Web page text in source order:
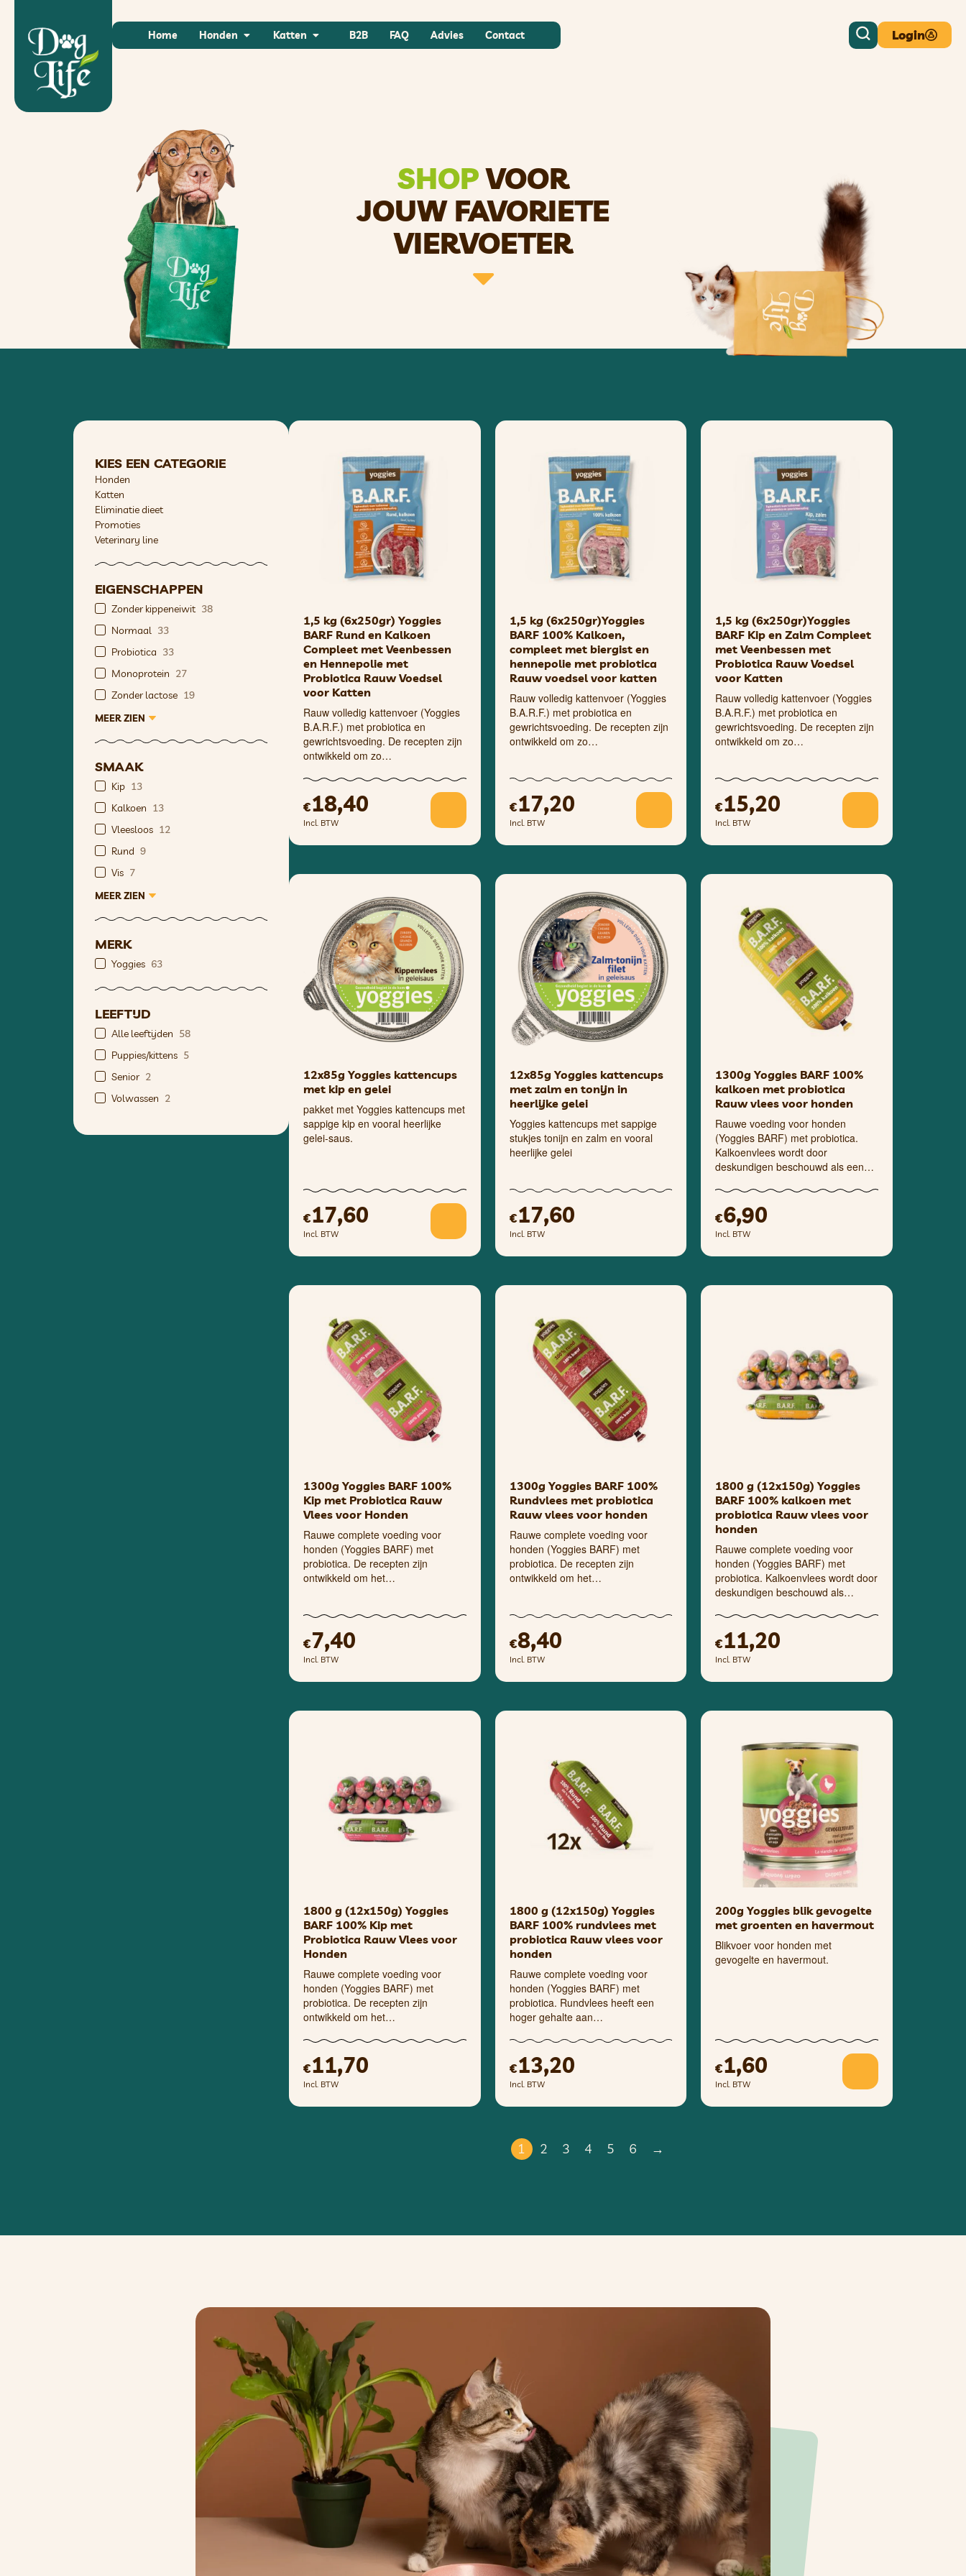
Home Honden Katten B2B FAQ Advies Contact Login
SHOPVOOR
JOUW FAVORIETE
VIERVOETER
KIES EEN CATEGORIE
Honden
Katten
Eliminatie dieet
Promoties
Veterinary line
EIGENSCHAPPEN
Zonder kippeneiwit 38
Normaal 33
Probiotica 33
Monoprotein 27
Zonder lactose 19
MEER ZIEN
SMAAK
Kip 13
Kalkoen 13
Vleesloos 12
Rund 9
Vis 7
MEER ZIEN
MERK
Yoggies 63
LEEFTIJD
Alle leeftijden 58
Puppies/kittens 5
Senior 2
Volwassen 2
1,5 kg (6x250gr) Yoggies
BARF Rund en Kalkoen
Compleet met Veenbessen
en Hennepolie met
Probiotica Rauw Voedsel
voor Katten
Rauw volledig kattenvoer (Yoggies
B.A.R.F.) met probiotica en
gewrichtsvoeding. De recepten zijn
ontwikkeld om zo…
€18,40
Incl. BTW
1,5 kg (6x250gr)Yoggies
BARF 100% Kalkoen,
compleet met biergist en
hennepolie met probiotica
Rauw voedsel voor katten
Rauw volledig kattenvoer (Yoggies
B.A.R.F.) met probiotica en
gewrichtsvoeding. De recepten zijn
ontwikkeld om zo…
€17,20
Incl. BTW
1,5 kg (6x250gr)Yoggies
BARF Kip en Zalm Compleet
met Veenbessen met
Probiotica Rauw Voedsel
voor Katten
Rauw volledig kattenvoer (Yoggies
B.A.R.F.) met probiotica en
gewrichtsvoeding. De recepten zijn
ontwikkeld om zo…
€15,20
Incl. BTW
12x85g Yoggies kattencups
met kip en gelei
pakket met Yoggies kattencups met
sappige kip en vooral heerlijke
gelei-saus.
€17,60
Incl. BTW
12x85g Yoggies kattencups
met zalm en tonijn in
heerlijke gelei
Yoggies kattencups met sappige
stukjes tonijn en zalm en vooral
heerlijke gelei
€17,60
Incl. BTW
1300g Yoggies BARF 100%
kalkoen met probiotica
Rauw vlees voor honden
Rauwe voeding voor honden
(Yoggies BARF) met probiotica.
Kalkoenvlees wordt door
deskundigen beschouwd als een…
€6,90
Incl. BTW
1300g Yoggies BARF 100%
Kip met Probiotica Rauw
Vlees voor Honden
Rauwe complete voeding voor
honden (Yoggies BARF) met
probiotica. De recepten zijn
ontwikkeld om het…
€7,40
Incl. BTW
1300g Yoggies BARF 100%
Rundvlees met probiotica
Rauw vlees voor honden
Rauwe complete voeding voor
honden (Yoggies BARF) met
probiotica. De recepten zijn
ontwikkeld om het…
€8,40
Incl. BTW
1800 g (12x150g) Yoggies
BARF 100% kalkoen met
probiotica Rauw vlees voor
honden
Rauwe complete voeding voor
honden (Yoggies BARF) met
probiotica. Kalkoenvlees wordt door
deskundigen beschouwd als…
€11,20
Incl. BTW
1800 g (12x150g) Yoggies
BARF 100% Kip met
Probiotica Rauw Vlees voor
Honden
Rauwe complete voeding voor
honden (Yoggies BARF) met
probiotica. De recepten zijn
ontwikkeld om het…
€11,70
Incl. BTW
1800 g (12x150g) Yoggies
BARF 100% rundvlees met
probiotica Rauw vlees voor
honden
Rauwe complete voeding voor
honden (Yoggies BARF) met
probiotica. Rundvlees heeft een
hoger gehalte aan…
€13,20
Incl. BTW
200g Yoggies blik gevogelte
met groenten en havermout
Blikvoer voor honden met
gevogelte en havermout.
€1,60
Incl. BTW
1 2 3 4 5 6 →